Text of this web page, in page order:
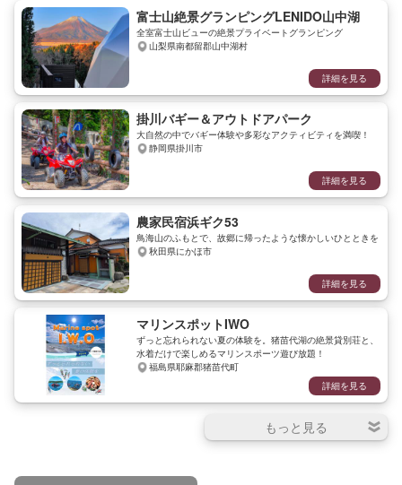
富士山絶景グランピングLENIDO山中湖
全室富士山ビューの絶景プライベートグランピング
山梨県南都留郡山中湖村
詳細を見る
掛川バギー＆アウトドアパーク
大自然の中でバギー体験や多彩なアクティビティを満喫！
静岡県掛川市
詳細を見る
農家民宿浜ギク53
鳥海山のふもとで、故郷に帰ったような懐かしいひとときを
秋田県にかほ市
詳細を見る
マリンスポットIWO
ずっと忘れられない夏の体験を。猪苗代湖の絶景貸別荘と、
水着だけで楽しめるマリンスポーツ遊び放題！
福島県耶麻郡猪苗代町
詳細を見る